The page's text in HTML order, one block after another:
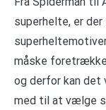
superhelte, er
måske
og derfor kan
med til at vælge